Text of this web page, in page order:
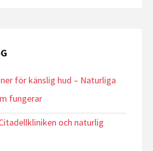
för känslig hud – Naturliga
fungerar
och naturlig